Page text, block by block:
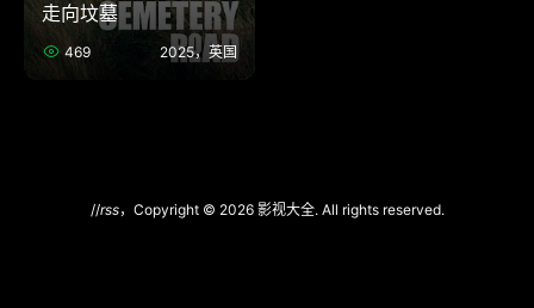
走向坟墓
469 2025，英国
//rss，Copyright © 2026 影视大全. All rights reserved.